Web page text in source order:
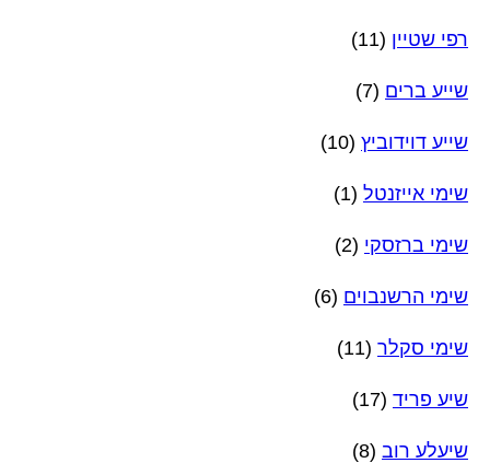
רפי שטיין (11)
שייע ברים (7)
שייע דוידוביץ (10)
שימי אייזנטל (1)
שימי ברזסקי (2)
שימי הרשנבוים (6)
שימי סקלר (11)
שיע פריד (17)
שיעלע רוב (8)